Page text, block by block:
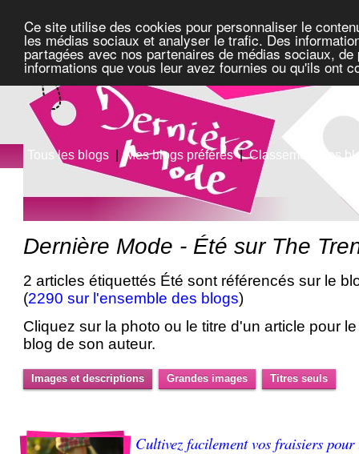
Ce site utilise des cookies pour personnaliser le
les médias sociaux et analyser le trafic. Des
partagées avec nos partenaires de médias sociaux,
informations que vous leur avez fournies ou qu'ils ont
Tous les blogs | Mes blogs préférés|Classement des
Dernière Mode - Été sur The
2 articles étiquettés Été sont référencés sur le
(2290 sur l'ensemble des blogs)
Cliquez sur la photo ou le titre d'un article pour
blog de son auteur.
Images et descriptions Grandes images Titres seuls
Cultivez facilement vos fraisiers pour